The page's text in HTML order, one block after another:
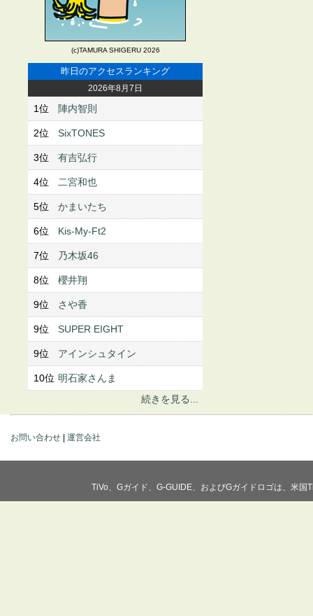
(c)TAMURA SHIGERU 2026
昨日のアクセスランキング
2026年8月7日
1位 陣内智則
2位 SixTONES
3位 有吉弘行
4位 二宮和也
5位 かまいたち
6位 Kis-My-Ft2
7位 乃木坂46
8位 櫻井翔
9位 さや香
9位 SUPER EIGHT
9位 アインシュタイン
10位 明石家さんま
続きを見る...
お問い合わせ 運営会社
TiVo、Gガイド、G-GUIDE、およびGガイドロゴは、米